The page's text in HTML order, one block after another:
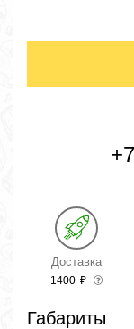
Доставка
1400 ₽
Габариты